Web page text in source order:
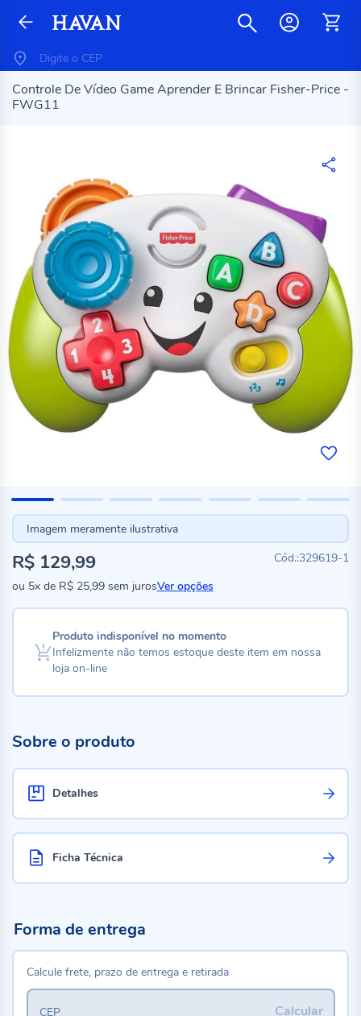
Controle De Vídeo Game Aprender E Brincar Fisher-Price -
FWG11
Imagem meramente ilustrativa
329619-1
R$ 129,99
ou 5x de R$ 25,99 sem jurosVer opções
Produto indisponível no momento
Infelizmente não temos estoque deste item em nossa
loja on-line
Sobre o produto
Detalhes
Ficha Técnica
Forma de entrega
Calcule frete, prazo de entrega e retirada
Calcular
CEP